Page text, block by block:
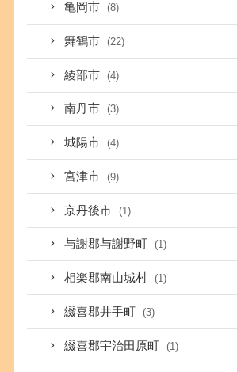
亀岡市 (8)
舞鶴市 (22)
綾部市 (4)
南丹市 (3)
城陽市 (4)
宮津市 (9)
京丹後市 (1)
与謝郡与謝野町 (1)
相楽郡南山城村 (1)
綴喜郡井手町 (3)
綴喜郡宇治田原町 (1)